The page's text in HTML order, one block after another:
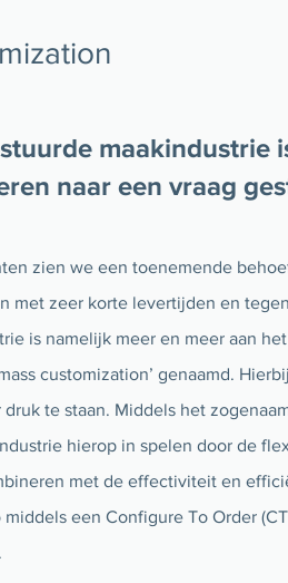
maakindustrie
naar een vraag
zien we een toenemende
met zeer korte levertijden en
is namelijk meer en meer aan
customization’ genaamd.
te staan. Middels het
hierop in spelen door de
met de effectiviteit en
middels een Configure To Order